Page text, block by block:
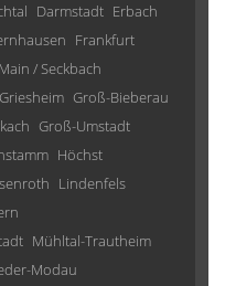
Darmstadt Erbach
Frankfurt
/ Seckbach
Griesheim Groß-Bieberau
Groß-Umstadt
Höchst
Lindenfels
Mühltal-Trautheim
Modau